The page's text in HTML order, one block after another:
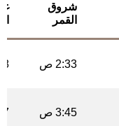
شروق
القمر
2:33 ص
3:45 ص